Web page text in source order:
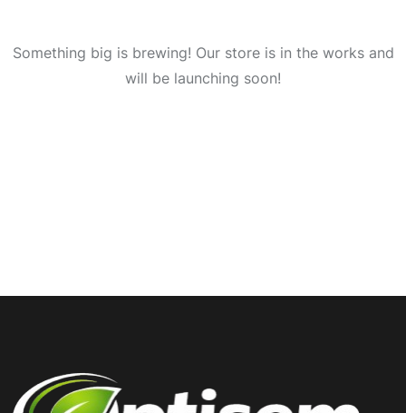
Something big is brewing! Our store is in the works and
will be launching soon!